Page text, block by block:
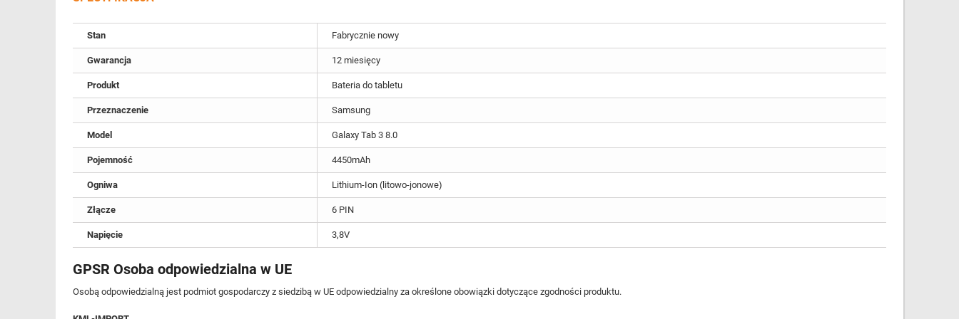
Stan Fabrycznie nowy
Gwarancja 12 miesięcy
Produkt Bateria do tabletu
Przeznaczenie Samsung
Model Galaxy Tab 3 8.0
Pojemność 4450mAh
Ogniwa Lithium-Ion (litowo-jonowe)
Złącze 6 PIN
Napięcie 3,8V
GPSR Osoba odpowiedzialna w UE
Osobą odpowiedzialną jest podmiot gospodarczy z siedzibą w UE odpowiedzialny za określone obowiązki dotyczące zgodności produktu.